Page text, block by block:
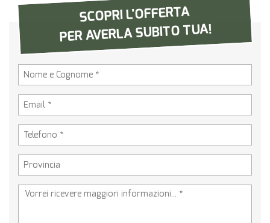
SCOPRI L'OFFERTA
PER AVERLA SUBITO TUA!
momento.
Cookie necessari
Cookie delle preferenze
Cookie per il miglioramento dell'esperienza utente
Cookie analitici